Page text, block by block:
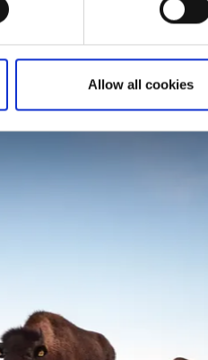
Allow all cookies
VILLA